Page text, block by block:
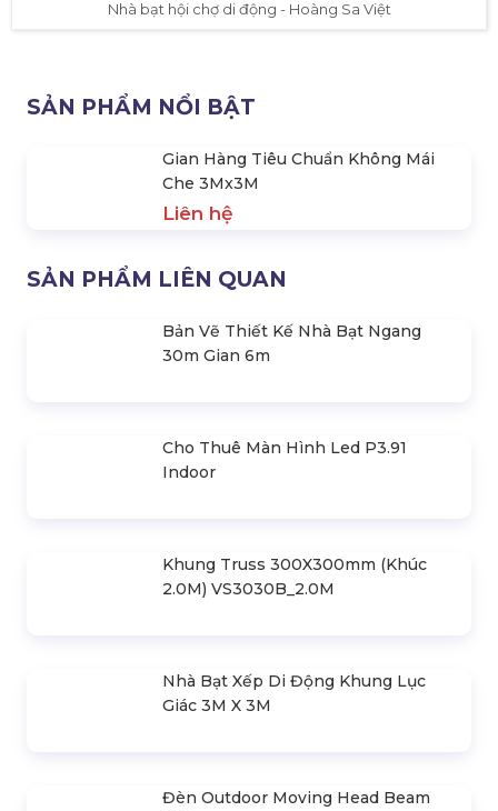
Nhà bạt hội chợ di động - Hoàng Sa Việt
SẢN PHẨM NỔI BẬT
Gian Hàng Tiêu Chuẩn Không Mái
Che 3Mx3M
Liên hệ
SẢN PHẨM LIÊN QUAN
Bản Vẽ Thiết Kế Nhà Bạt Ngang
30m Gian 6m
Cho Thuê Màn Hình Led P3.91
Indoor
Khung Truss 300X300mm (Khúc
2.0M) VS3030B_2.0M
Nhà Bạt Xếp Di Động Khung Lục
Giác 3M X 3M
Đèn Outdoor Moving Head Beam